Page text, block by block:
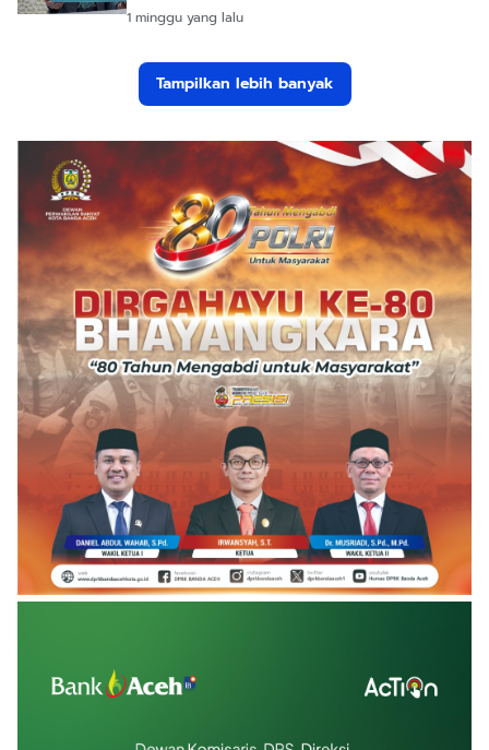
1 minggu yang lalu
Tampilkan lebih banyak